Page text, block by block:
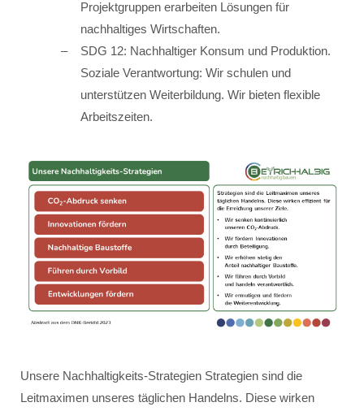
Projektgruppen erarbeiten Lösungen für
nachhaltiges Wirtschaften.
SDG 12: Nachhaltiger Konsum und Produktion.
Soziale Verantwortung: Wir schulen und
unterstützen Weiterbildung. Wir bieten flexible
Arbeitszeiten.
Unsere Nachhaltigkeits-Strategien Strategien sind die
Leitmaximen unseres täglichen Handelns. Diese wirken